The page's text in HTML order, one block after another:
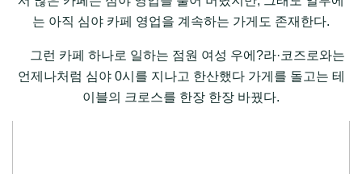
는 아직 심야 카페 영업을 계속하는 가게도 존재한다.
그런 카페 하나로 일하는 점원 여성 우에?라·코즈로와는
언제나처럼 심야 0시를 지나고 한산했다 가게를 돌고는 테
이블의 크로스를 한장 한장 바꿨다.